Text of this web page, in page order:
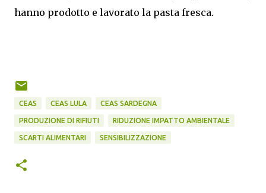
hanno prodotto e lavorato la pasta fresca.
CEAS CEAS LULA CEAS SARDEGNA
PRODUZIONE DI RIFIUTI RIDUZIONE IMPATTO AMBIENTALE
SCARTI ALIMENTARI SENSIBILIZZAZIONE